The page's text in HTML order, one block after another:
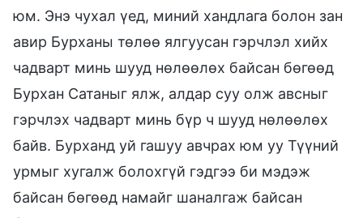
юм. Энэ чухал үед, миний хандлага болон зан
авир Бурханы төлөө ялгуусан гэрчлэл хийх
чадварт минь шууд нөлөөлөх байсан бөгөөд
Бурхан Сатаныг ялж, алдар суу олж авсныг
гэрчлэх чадварт минь бүр ч шууд нөлөөлөх
байв. Бурханд уй гашуу авчрах юм уу Түүний
урмыг хугалж болохгүй гэдгээ би мэдэж
байсан бөгөөд намайг шаналгаж байсан